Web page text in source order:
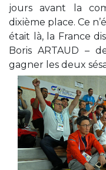
jours avant la
dixième place. Ce
était là, la France
Boris ARTAUD –
gagner les deux